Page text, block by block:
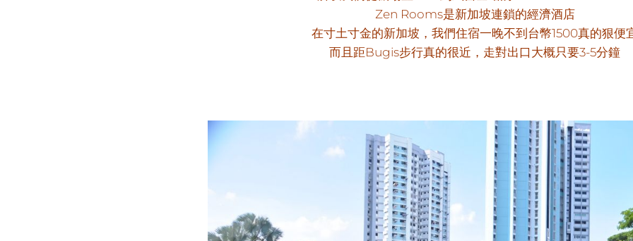
Zen Rooms是新加坡連鎖的經濟酒店
在寸土寸金的新加坡，我們住宿一晚不到台幣1500真的狠便
而且距Bugis步行真的很近，走對出口大概只要3-5分鐘